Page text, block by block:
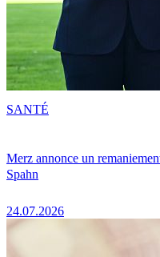
Merz annonce un
Spahn
24.07.2026
SANTÉ